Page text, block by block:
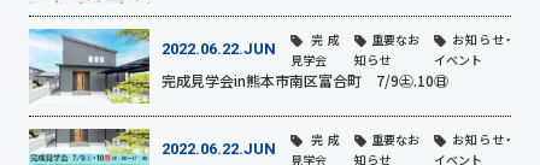
2022.06.22.JUN
完成
見学会
重要なお
知らせ
お知らせ・
イベント
完成見学会in熊本市南区富合町 7/9㊏.10㊐
2022.06.22.JUN
完成
見学会
重要なお
知らせ
お知らせ・
イベント